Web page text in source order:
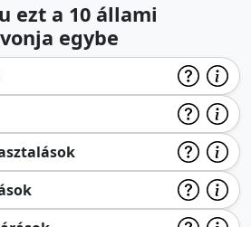
ezt a 10 állami
egybe